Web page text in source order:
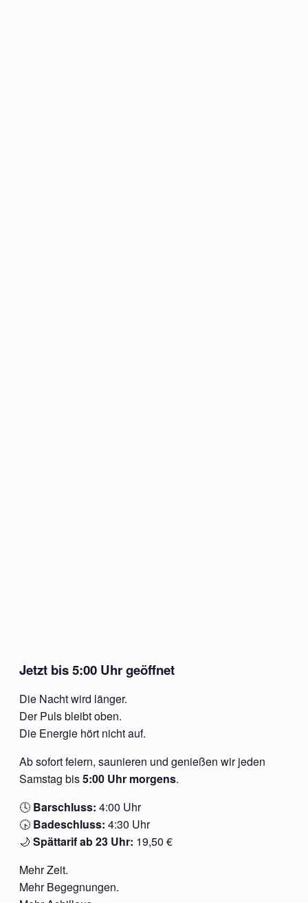
Jetzt bis 5:00 Uhr geöffnet
Die Nacht wird länger.
Der Puls bleibt oben.
Die Energie hört nicht auf.
Ab sofort feiern, saunieren und genießen wir jeden
Samstag bis5:00 Uhr morgens.
🕓 Barschluss: 4:00 Uhr
🕟 Badeschluss: 4:30 Uhr
🌙 Spättarif ab 23 Uhr: 19,50 €
Mehr Zeit.
Mehr Begegnungen.